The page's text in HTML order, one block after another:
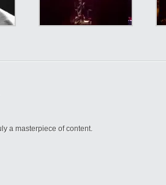
a masterpiece of content.